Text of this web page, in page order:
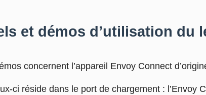
et démos d’utilisation du
concernent l’appareil Envoy Connect
ci réside dans le port de chargement : l’Envoy